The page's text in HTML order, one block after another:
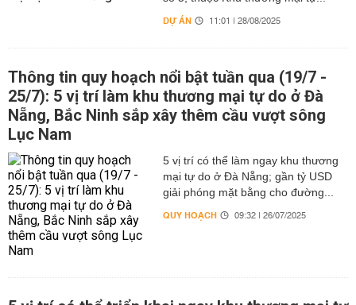
DỰ ÁN 11:01 | 28/08/2025
Thông tin quy hoạch nổi bật tuần qua (19/7 -
25/7): 5 vị trí làm khu thương mại tự do ở Đà
Nẵng, Bắc Ninh sắp xây thêm cầu vượt sông
Lục Nam
5 vị trí có thể làm ngay khu thương
mại tự do ở Đà Nẵng; gần tỷ USD
giải phóng mặt bằng cho đường...
QUY HOẠCH 09:32 | 26/07/2025